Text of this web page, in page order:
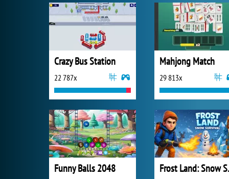
Crazy Bus Station
22 787x
Mahjong Match
29 813x
Funny Balls 2048